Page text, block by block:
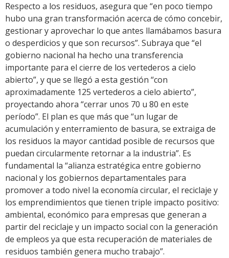
Respecto a los residuos, asegura que “en poco tiempo
hubo una gran transformación acerca de cómo concebir,
gestionar y aprovechar lo que antes llamábamos basura
o desperdicios y que son recursos”. Subraya que “el
gobierno nacional ha hecho una transferencia
importante para el cierre de los vertederos a cielo
abierto”, y que se llegó a esta gestión “con
aproximadamente 125 vertederos a cielo abierto”,
proyectando ahora “cerrar unos 70 u 80 en este
período”. El plan es que más que “un lugar de
acumulación y enterramiento de basura, se extraiga de
los residuos la mayor cantidad posible de recursos que
puedan circularmente retornar a la industria”. Es
fundamental la “alianza estratégica entre gobierno
nacional y los gobiernos departamentales para
promover a todo nivel la economía circular, el reciclaje y
los emprendimientos que tienen triple impacto positivo:
ambiental, económico para empresas que generan a
partir del reciclaje y un impacto social con la generación
de empleos ya que esta recuperación de materiales de
residuos también genera mucho trabajo”.